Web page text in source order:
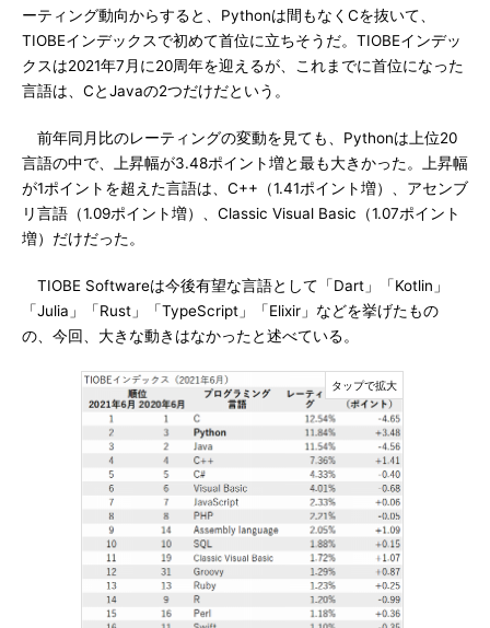
ーティング動向からすると、Pythonは間もなくCを抜いて、
TIOBEインデックスで初めて首位に立ちそうだ。TIOBEインデッ
クスは2021年7月に20周年を迎えるが、これまでに首位になった
言語は、CとJavaの2つだけだという。
前年同月比のレーティングの変動を見ても、Pythonは上位20
言語の中で、上昇幅が3.48ポイント増と最も大きかった。上昇幅
が1ポイントを超えた言語は、C++（1.41ポイント増）、アセンブ
リ言語（1.09ポイント増）、Classic Visual Basic（1.07ポイント
増）だけだった。
TIOBE Softwareは今後有望な言語として「Dart」「Kotlin」
「Julia」「Rust」「TypeScript」「Elixir」などを挙げたもの
の、今回、大きな動きはなかったと述べている。